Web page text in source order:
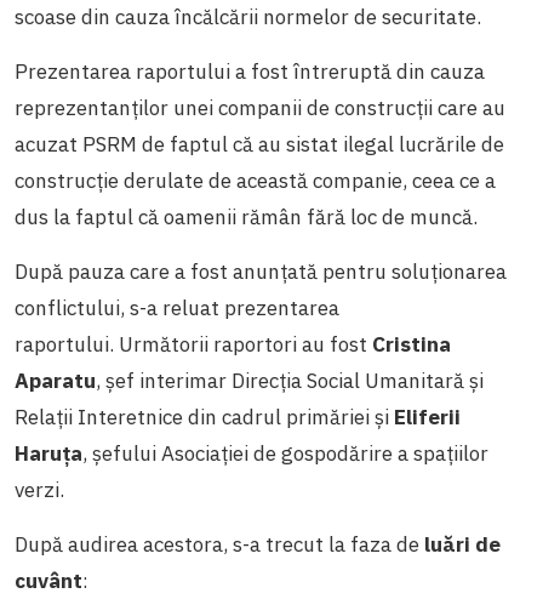
scoase din cauza încălcării normelor de securitate.
Prezentarea raportului a fost întreruptă din cauza
reprezentanților unei companii de construcții care au
acuzat PSRM de faptul că au sistat ilegal lucrările de
construcţie derulate de această companie, ceea ce a
dus la faptul că oamenii rămân fără loc de muncă.
După pauza care a fost anunțată pentru soluționarea
conflictului, s-a reluat prezentarea
raportului. Următorii raportori au fost Cristina
Aparatu, șef interimar Direcţia Social Umanitară şi
Relaţii Interetnice din cadrul primăriei și Eliferii
Haruţa, şefului Asociaţiei de gospodărire a spaţiilor
verzi.
După audirea acestora, s-a trecut la faza de luări de
cuvânt: